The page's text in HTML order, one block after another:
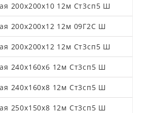
200х200х10 12м Ст3сп5 Ш
200х200х12 12м 09Г2С Ш
200х200х12 12м Ст3сп5 Ш
240х160х6 12м Ст3сп5 Ш
240х160х8 12м Ст3сп5 Ш
250х150х8 12м Ст3сп5 Ш